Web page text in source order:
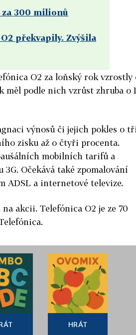
za 300 milionů
překvapily. Zvýšila
O2 za loňský rok vzrostly
podle nich vzrůst zhruba o
výnosů či jejich pokles o tři
zisku až o čtyři procenta.
mobilních tarifů a
Očekává také zpomalování
ADSL a internetové televize.
akcii. Telefónica O2 je ze 70
HRÁT